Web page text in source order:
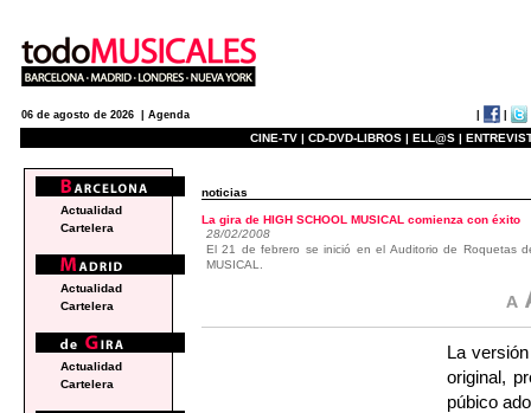
06 de agosto de 2026 | Agenda
CINE-TV | CD-DVD-LIBROS | ELL@S |
noticias
La gira de HIGH SCHOOL MUSICAL comienza con éxito
28/02/2008
El 21 de febrero se inició en el Auditorio de Roquetas
MUSICAL.
La
original,
púbico
Actualidad
Cartelera
Actualidad
Cartelera
Actualidad
Cartelera